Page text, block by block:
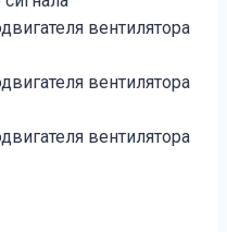
вентилятора
вентилятора
вентилятора